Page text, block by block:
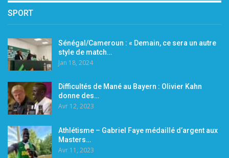
SPORT
Sénégal/Cameroun : « Demain, ce sera un autre
style de match…
Jan 18, 2024
Difficultés de Mané au Bayern : Olivier Kahn
donne des…
Avr 12, 2023
Athlétisme – Gabriel Faye médaillé d’argent aux
Masters…
Avr 11, 2023